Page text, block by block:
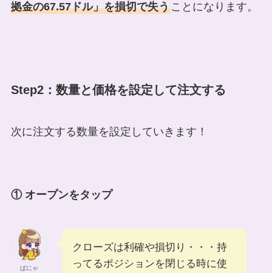
拠金の67.57ドル」を損切で失うことになります。
Step2：数量と価格を設定して注文する
次に注文する数量を設定していきます！
① オープンをタップ
ぱにゃ
クローズは利確や損切り・・・持
ってるポジションを閉じる時に使